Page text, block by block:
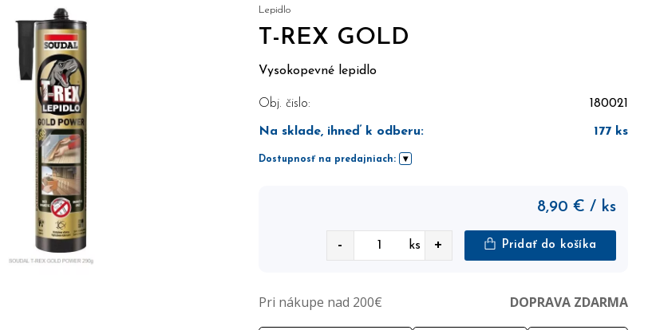
Lepidlo
T-REX GOLD
Vysokopevné lepidlo
Obj. čislo: 180021
Na sklade, ihneď k odberu: 177 ks
Dostupnosť na predajniach:
8,90 € / ks
- ks + Pridať do košíka
Pri nákupe nad 200€ DOPRAVA ZDARMA